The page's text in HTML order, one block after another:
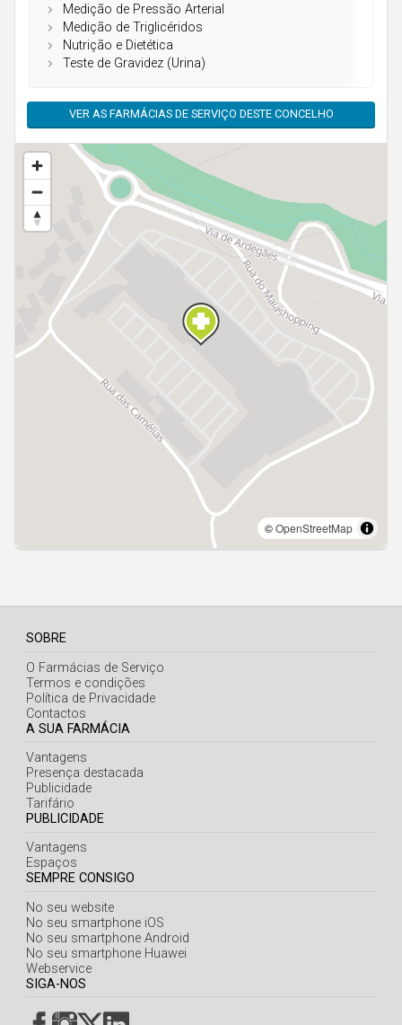
Medição de Pressão Arterial
Medição de Triglicéridos
Nutrição e Dietética
Teste de Gravidez (Urina)
VER AS FARMÁCIAS DE SERVIÇO DESTE CONCELHO
SOBRE
O Farmácias de Serviço
Termos e condições
Política de Privacidade
Contactos
A SUA FARMÁCIA
Vantagens
Presença destacada
Publicidade
Tarifário
PUBLICIDADE
Vantagens
Espaços
SEMPRE CONSIGO
No seu website
No seu smartphone iOS
No seu smartphone Android
No seu smartphone Huawei
Webservice
SIGA-NOS